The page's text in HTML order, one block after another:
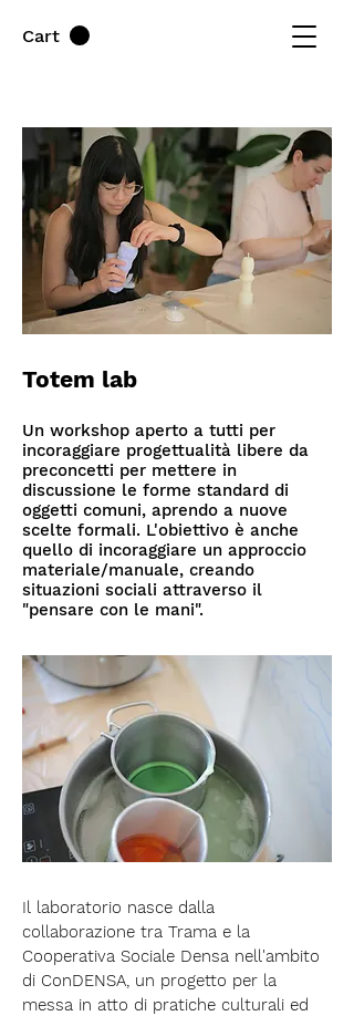
Cart
Totem lab
Un workshop aperto a tutti per
incoraggiare progettualità libere da
preconcetti per mettere in
discussione le forme standard di
oggetti comuni, aprendo a nuove
scelte formali. L'obiettivo è anche
quello di incoraggiare un approccio
materiale/manuale, creando
situazioni sociali attraverso il
"pensare con le mani".
Il laboratorio nasce dalla
collaborazione tra Trama e la
Cooperativa Sociale Densa nell'ambito
di ConDENSA, un progetto per la
messa in atto di pratiche culturali ed